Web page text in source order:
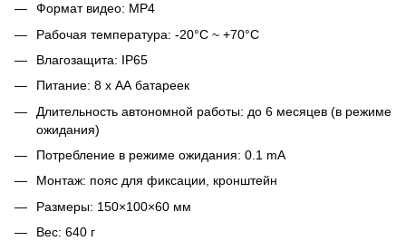
Формат видео: MP4
Рабочая температура: -20°C ~ +70°C
Влагозащита: IP65
Питание: 8 х АА батареек
Длительность автономной работы: до 6 месяцев (в режиме
ожидания)
Потребление в режиме ожидания: 0.1 mA
Монтаж: пояс для фиксации, кронштейн
Размеры: 150×100×60 мм
Вес: 640 г